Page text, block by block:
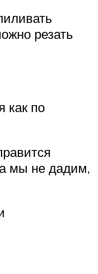
резать
как по
мы не дадим,